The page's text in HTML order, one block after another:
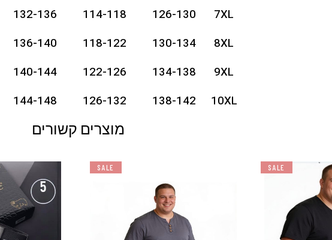
7XL
126-130
114-118
132-136
8XL
130-134
118-122
136-140
9XL
134-138
122-126
140-144
10XL
138-142
126-132
144-148
מוצרים קשורים
SALE SALE